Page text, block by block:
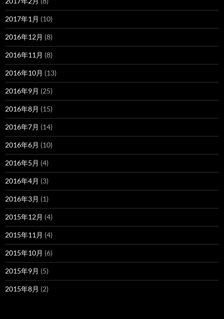
2017年1月 (10)
2016年12月 (8)
2016年11月 (8)
2016年10月 (13)
2016年9月 (25)
2016年8月 (15)
2016年7月 (14)
2016年6月 (10)
2016年5月 (4)
2016年4月 (3)
2016年3月 (1)
2015年12月 (4)
2015年11月 (4)
2015年10月 (6)
2015年9月 (5)
2015年8月 (2)